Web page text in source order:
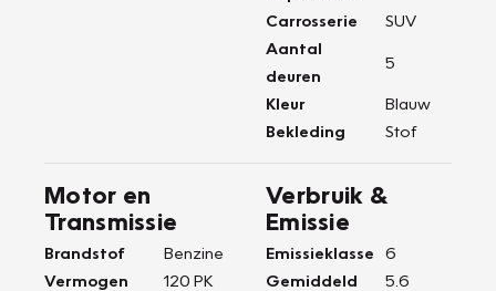
Carrosserie
SUV
Aantal
deuren
5
Kleur
Blauw
Bekleding
Stof
Motor en
Transmissie
Brandstof
Benzine
Vermogen
120 PK
Verbruik &
Emissie
Emissieklasse
6
Gemiddeld
5.6